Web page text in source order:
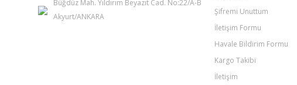
Büğdüz Mah. Yıldırım Beyazıt Cad. No:22/A-B
Akyurt/ANKARA
Şifremi Unuttum
İletişim Formu
Havale Bildirim Formu
Kargo Takibi
İletişim